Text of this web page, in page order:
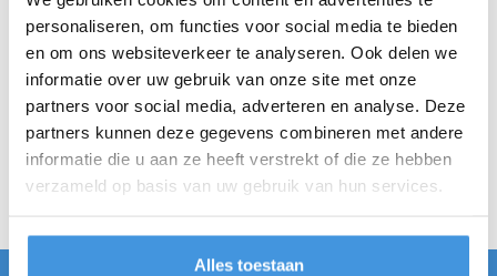
personaliseren, om functies voor social media te bieden
en om ons websiteverkeer te analyseren. Ook delen we
informatie over uw gebruik van onze site met onze
partners voor social media, adverteren en analyse. Deze
partners kunnen deze gegevens combineren met andere
informatie die u aan ze heeft verstrekt of die ze hebben
verzameld op basis van uw gebruik van hun services.
Alles toestaan
Opvragen onderhoudsgegevens
''Wat te doen bij''
Overzicht bekeuringen
Opvoeren van kilometerstanden
Autogegevens en fiscale waarde